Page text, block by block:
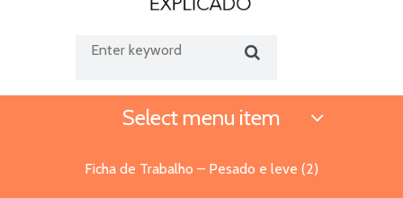
Select menu item
Ficha de Trabalho – Pesado e leve (2)